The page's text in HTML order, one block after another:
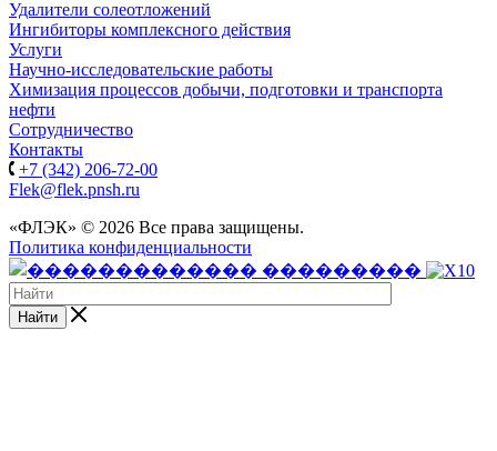
Удалители солеотложений
Ингибиторы комплексного действия
Услуги
Научно-исследовательские работы
Химизация процессов добычи, подготовки и транспорта
нефти
Сотрудничество
Контакты
+7 (342) 206-72-00
Flek@flek.pnsh.ru
«ФЛЭК» © 2026 Все права защищены.
Политика конфиденциальности
Найти